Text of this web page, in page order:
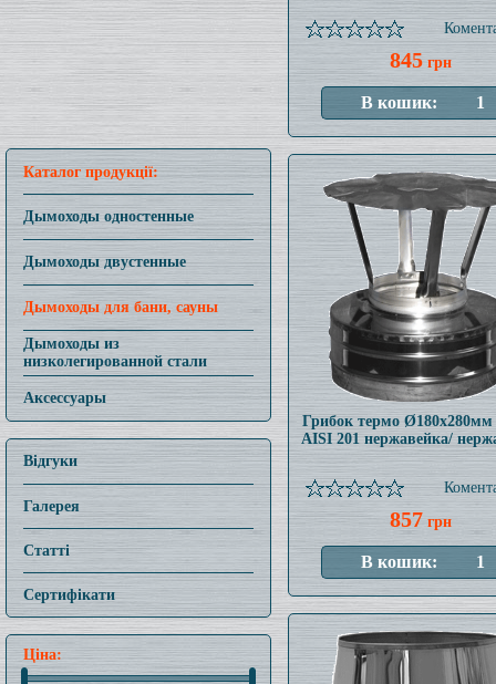
Каталог продукції:
Дымоходы одностенные
Дымоходы двустенные
Дымоходы для бани, сауны
Дымоходы из
низколегированной стали
Аксессуары
Відгуки
Галерея
Статті
Сертифікати
Ціна:
845 грн
Грибок термо
AISI 201 нержавейка/
857 грн